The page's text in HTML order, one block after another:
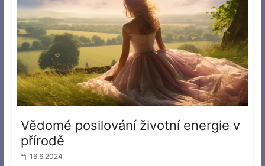
Vědomé posilování životní energie v
přírodě
16.6.2024